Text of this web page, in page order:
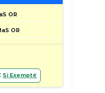
OR
OR
Si Exempté